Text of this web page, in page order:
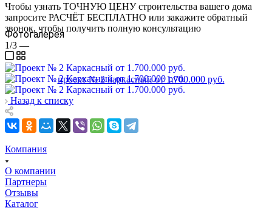
Чтобы узнать ТОЧНУЮ ЦЕНУ строительства вашего дома
запросите РАСЧЁТ БЕСПЛАТНО или закажите обратный
звонок, чтобы получить полную консультацию
Фотогалерея
1/3 —
Назад к списку
Компания
О компании
Партнеры
Отзывы
Каталог